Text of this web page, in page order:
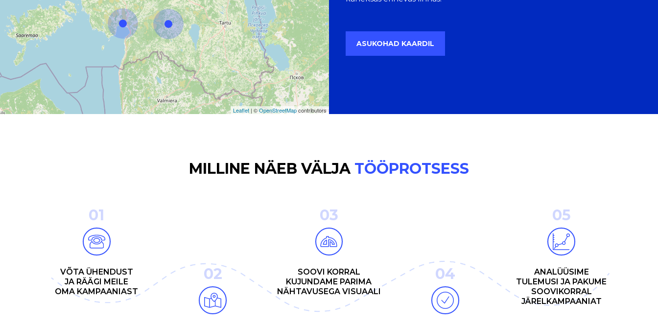
Leaflet | ©OpenStreetMapcontributors
ASUKOHAD KAARDIL
MILLINE NÄEB VÄLJA TÖÖPROTSESS
01
VÕTA ÜHENDUST
JA RÄÄGI MEILE
OMA KAMPAANIAST
02
03
SOOVI KORRAL
KUJUNDAME PARIMA
NÄHTAVUSEGA VISUAALI
04
05
ANALÜÜSIME
TULEMUSI JA PAKUME
SOOVIKORRAL
JÄRELKAMPAANIAT